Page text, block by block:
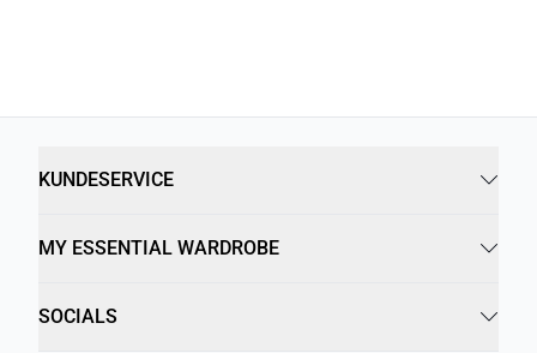
KUNDESERVICE
MY ESSENTIAL WARDROBE
SOCIALS